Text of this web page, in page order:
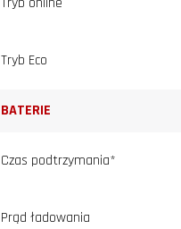
Tryb Eco
BATERIE
Czas podtrzymania*
Prąd ładowania